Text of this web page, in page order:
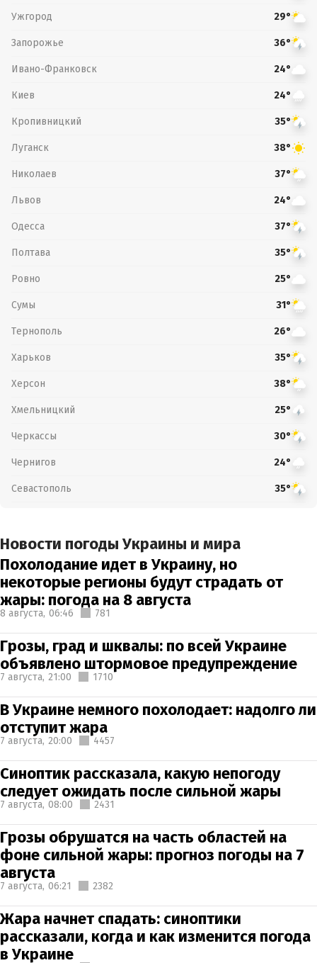
Ужгород 29°
Запорожье 36°
Ивано-Франковск 24°
Киев 24°
Кропивницкий 35°
Луганск 38°
Николаев 37°
Львов 24°
Одесса 37°
Полтава 35°
Ровно 25°
Сумы 31°
Тернополь 26°
Харьков 35°
Херсон 38°
Хмельницкий 25°
Черкассы 30°
Чернигов 24°
Севастополь 35°
Новости погоды Украины и мира
Похолодание идет в Украину, но
некоторые регионы будут страдать от
жары: погода на 8 августа
8 августа, 06:46 781
Грозы, град и шквалы: по всей Украине
объявлено штормовое предупреждение
7 августа, 21:00 1710
В Украине немного похолодает: надолго ли
отступит жара
7 августа, 20:00 4457
Синоптик рассказала, какую непогоду
следует ожидать после сильной жары
7 августа, 08:00 2431
Грозы обрушатся на часть областей на
фоне сильной жары: прогноз погоды на 7
августа
7 августа, 06:21 2382
Жара начнет спадать: синоптики
рассказали, когда и как изменится погода
в Украине